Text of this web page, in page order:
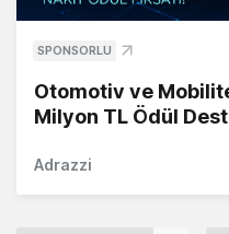
SPONSORLU
Otomotiv ve
Milyon TL Ödül
Adrazzi